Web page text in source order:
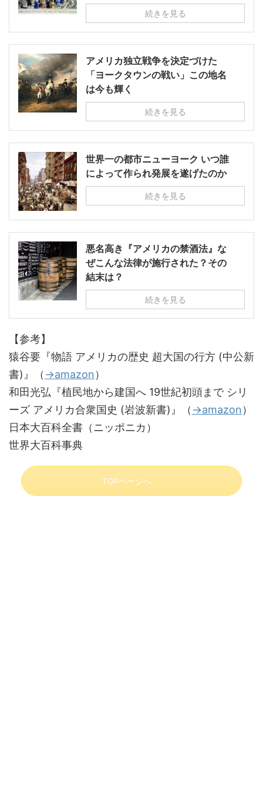
続きを見る
アメリカ独立戦争を決定づけた
「ヨークタウンの戦い」この地名
は今も輝く
続きを見る
世界一の都市ニューヨーク いつ誰
によって作られ発展を遂げたのか
続きを見る
悪名高き『アメリカの禁酒法』な
ぜこんな法律が施行された？その
結末は？
続きを見る
【参考】
猿谷要『物語 アメリカの歴史 超大国の行方 (中公新
書)』（ →amazon）
和田光弘『植民地から建国へ 19世紀初頭まで シリ
ーズ アメリカ合衆国史 (岩波新書)』（ →amazon）
日本大百科全書（ニッポニカ）
世界大百科事典
TOPページへ